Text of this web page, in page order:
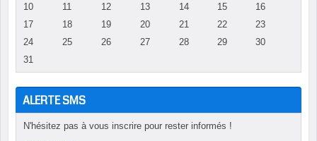
10
11 12 13 14 15
16
17
18 19 20 21 22
23
24
25 26 27 28 29
30
31
ALERTE SMS
N'hésitez pas à vous inscrire pour rester informés !